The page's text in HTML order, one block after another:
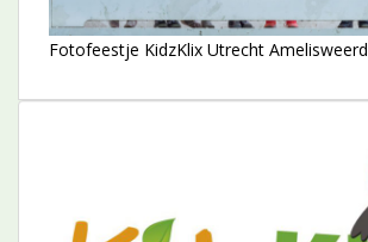
Fotofeestje KidzKlix Utrecht Amelisweerd